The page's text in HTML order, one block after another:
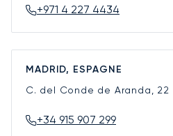
+971 4 227 4434
MADRID, ESPAGNE
C. del Conde de Aranda, 22
+34 915 907 299